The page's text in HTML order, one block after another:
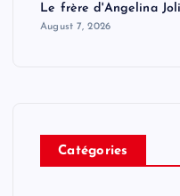
Le frère d'Angelina
August 7, 2026
Catégories